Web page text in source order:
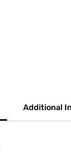
Additional